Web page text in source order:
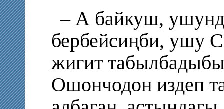
– А байкуш,
бербейсиңби, ушу
жигит
Ошончодон издеп